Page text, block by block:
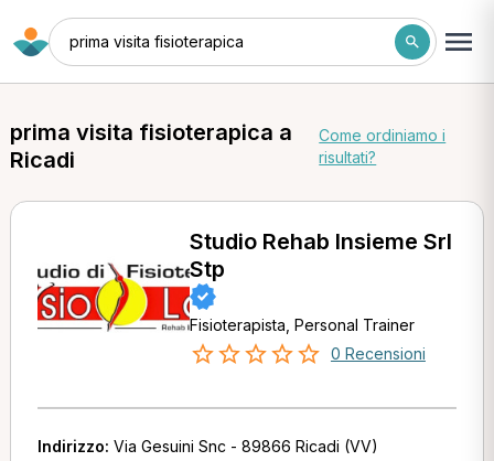
prima visita fisioterapica
prima visita fisioterapica a
Ricadi
Come ordiniamo i
risultati?
Studio Rehab Insieme Srl
Stp
Fisioterapista, Personal Trainer
0 Recensioni
Indirizzo: Via Gesuini Snc - 89866 Ricadi (VV)